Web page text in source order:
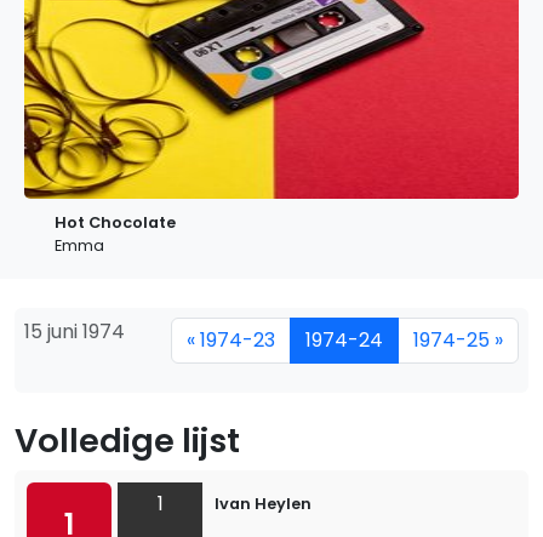
Hot Chocolate
Emma
15 juni 1974 « 1974-23 1974-24 1974-25 »
Volledige lijst
1
1
Ivan Heylen